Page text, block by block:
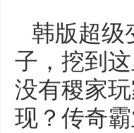
韩版超级
子，挖到
没有稷家
现？传奇